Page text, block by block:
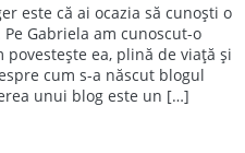
este că ai ocazia să cunoști o
Gabriela am cunoscut-o
ea, plină de viață și
cum s-a născut blogul
unui blog este un […]